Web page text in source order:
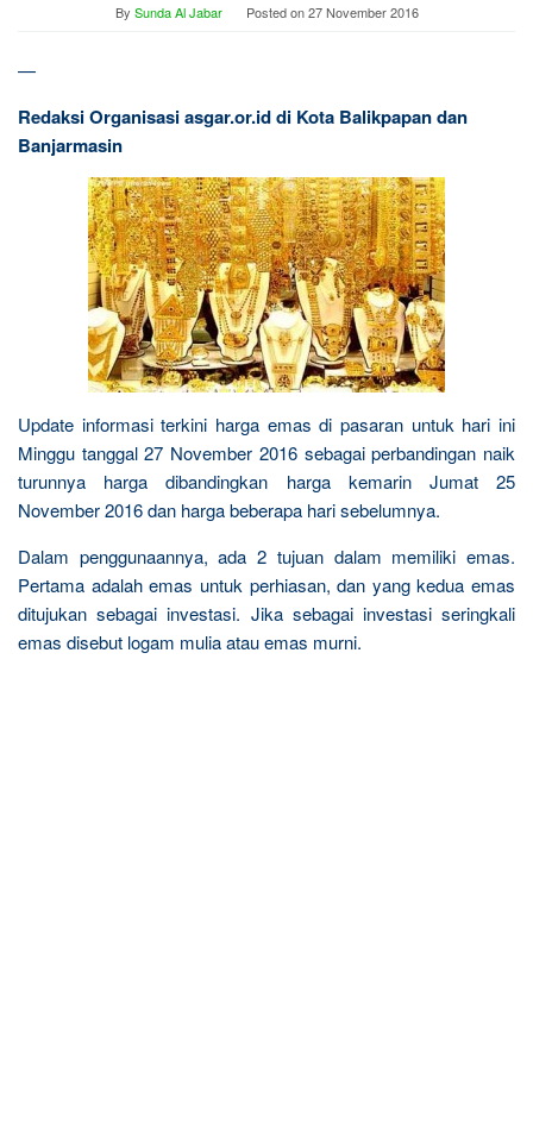
By Sunda Al Jabar Posted on27 November 2016
—
Redaksi Organisasi asgar.or.id di Kota Balikpapan dan
Banjarmasin
Update informasi terkini harga emas di pasaran untuk hari ini
Minggu tanggal 27 November 2016 sebagai perbandingan naik
turunnya harga dibandingkan harga kemarin Jumat 25
November 2016 dan harga beberapa hari sebelumnya.
Dalam penggunaannya, ada 2 tujuan dalam memiliki emas.
Pertama adalah emas untuk perhiasan, dan yang kedua emas
ditujukan sebagai investasi. Jika sebagai investasi seringkali
emas disebut logam mulia atau emas murni.